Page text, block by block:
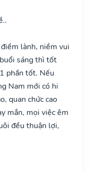
lành, niềm vui
sáng thì tốt
phần tốt. Nếu
Nam mới có hi
quan chức cao
mắn, mọi việc êm
đều thuận lợi,